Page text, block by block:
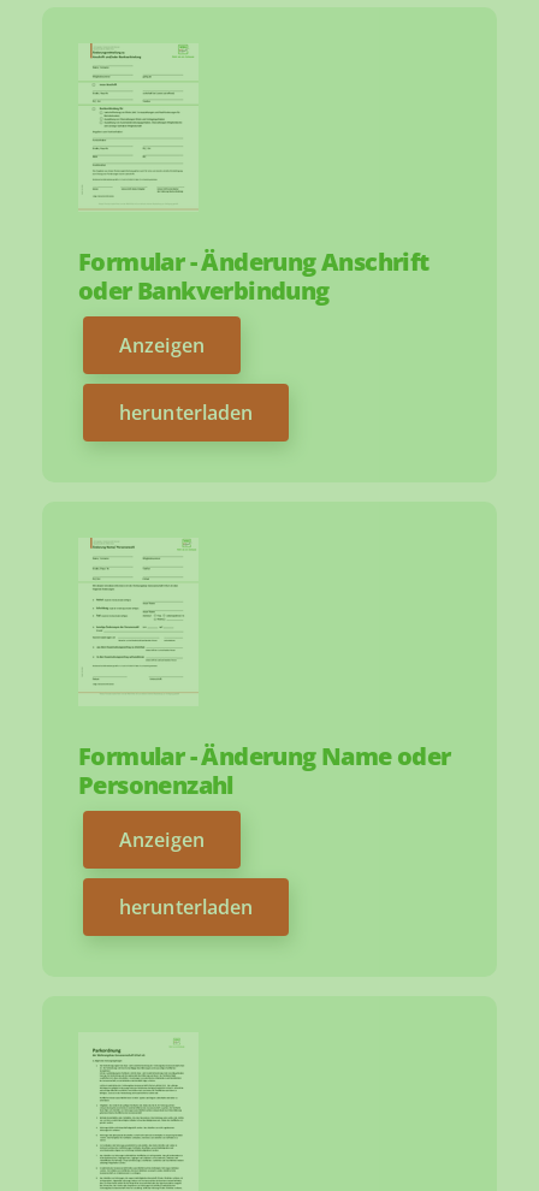
Formular - Änderung Anschrift
oder Bankverbindung
Anzeigen
herunterladen
Formular - Änderung Name oder
Personenzahl
Anzeigen
herunterladen